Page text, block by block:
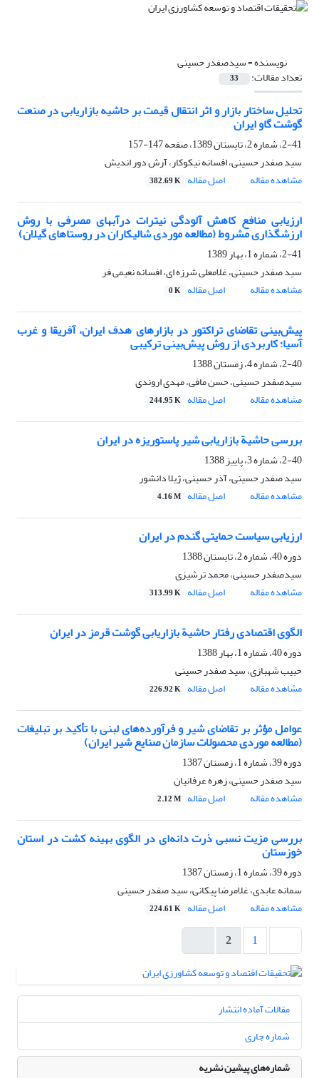
نویسنده =سیدصفدر حسینی
تعداد مقالات: 33
تحلیل ساختار بازار و اثر انتقال قیمت بر حاشیه بازاریابی در صنعت
گوشت گاو ایران
2-41، شماره 2، تابستان 1389، صفحه
147-157
سید صفدر حسینی، افسانه نیکوکار، آرش دور اندیش
مشاهده مقاله
اصل مقاله 382.69 K
ارزیابی منافع کاهش آلودگی نیترات درآبهای مصرفی با روش
ارزشگذاری مشروط (مطالعه موردی شالیکاران در روستاهای گیلان)
2-41، شماره 1، بهار 1389
سید صفدر حسینی، غلامعلی شرزه ای، افسانه نعیمی فر
مشاهده مقاله
اصل مقاله 0 K
پیش‌بینی تقاضای تراکتور در بازارهای هدف ایران، آفریقا و غرب
آسیا؛ کاربردی از روش پیش‌بینی ترکیبی
2-40، شماره 4، زمستان 1388
سیدصفدر حسینی، حسن مافی، مهدی اروندی
مشاهده مقاله
اصل مقاله 244.95 K
بررسی حاشیة بازاریابی شیر پاستوریزه در ایران
2-40، شماره 3، پاییز 1388
سید صفدر حسینی، آذر حسینی، ژیلا دانشور
مشاهده مقاله
اصل مقاله 4.16 M
ارزیابی سیاست حمایتی گندم در ایران
دوره 40، شماره 2، تابستان 1388
سیدصفدر حسینی، محمد ترشیزی
مشاهده مقاله
اصل مقاله 313.99 K
الگوی اقتصادی رفتار حاشیة بازاریابی گوشت قرمز در ایران
دوره 40، شماره 1، بهار 1388
حبیب شهبازی، سید صفدر حسینی
مشاهده مقاله
اصل مقاله 226.92 K
عوامل مؤثر بر تقاضای شیر و فرآورده‌های لبنی با تأکید بر تبلیغات
(مطالعه‌ موردی محصولات سازمان صنایع شیر ایران)
دوره 39، شماره 1، زمستان 1387
سید صفدر حسینی، زهره عرفانیان
مشاهده مقاله
اصل مقاله 2.12 M
بررسی مزیت نسبی ذرت دانه‌‌‎‌‌ای در الگوی بهینه کشت در استان
خوزستان
دوره 39، شماره 1، زمستان 1387
سمانه عابدی، غلامرضا پیکانی، سید صفدر حسینی
مشاهده مقاله
اصل مقاله 224.61 K
1
2
مقالات آماده انتشار
شماره جاری
شماره‌های پیشین نشریه